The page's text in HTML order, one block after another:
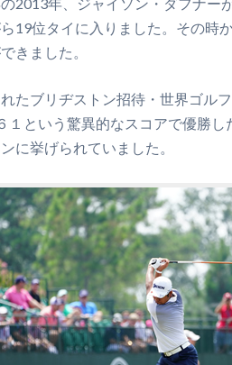
19位タイに入りました。その時
きました。
たブリヂストン招待・世界ゴル
１という驚異的なスコアで優勝
に挙げられていました。